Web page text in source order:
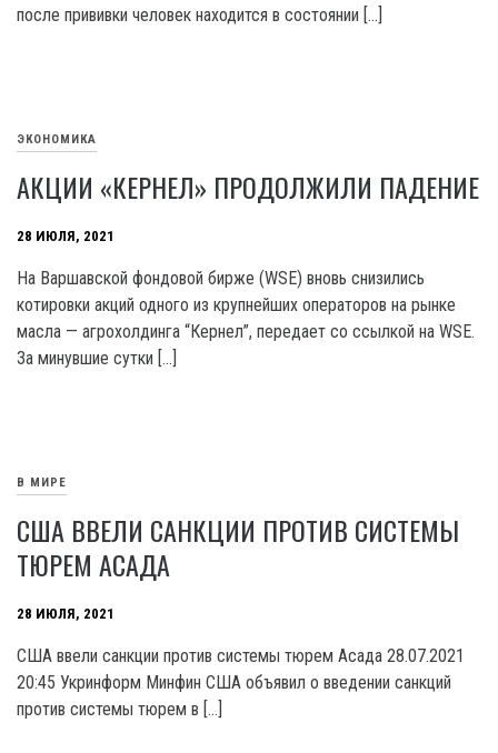
после прививки человек находится в состоянии […]
ЭКОНОМИКА
АКЦИИ «КЕРНЕЛ» ПРОДОЛЖИЛИ ПАДЕНИЕ
28 ИЮЛЯ, 2021
На Варшавской фондовой бирже (WSE) вновь снизились
котировки акций одного из крупнейших операторов на рынке
масла — агрохолдинга “Кернел”, передает со ссылкой на WSE.
За минувшие сутки […]
В МИРЕ
США ВВЕЛИ САНКЦИИ ПРОТИВ СИСТЕМЫ
ТЮРЕМ АСАДА
28 ИЮЛЯ, 2021
США ввели санкции против системы тюрем Асада 28.07.2021
20:45 Укринформ Минфин США объявил о введении санкций
против системы тюрем в […]